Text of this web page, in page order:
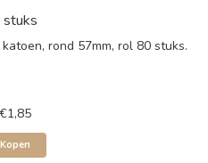
rond 57mm, rol 80 stuks.
€1,85
Kopen